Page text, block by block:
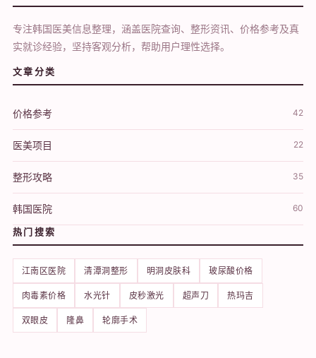
专注韩国医美信息整理，涵盖医院查询、整形资讯、价格参考及真
实就诊经验，坚持客观分析，帮助用户理性选择。
文章分类
价格参考 42
医美项目 22
整形攻略 35
韩国医院 60
热门搜索
江南区医院 清潭洞整形 明洞皮肤科 玻尿酸价格
肉毒素价格 水光针 皮秒激光 超声刀 热玛吉
双眼皮 隆鼻 轮廓手术